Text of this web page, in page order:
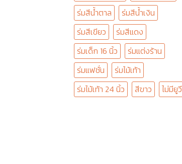
ร่มสีน้ำตาล
ร่มสีน้ำเงิน
ร่มสีเขียว
ร่มสีแดง
ร่มเด็ก 16 นิ้ว
ร่มแต่งร้าน
ร่มแฟชั่น
ร่มไม้เท้า
ร่มไม้เท้า 24 นิ้ว
สีขาว ไม่มียูวี